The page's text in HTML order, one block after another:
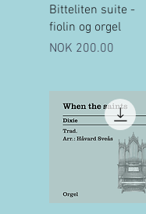
Quick View
Bitteliten suite -
fiolin og orgel
Price
NOK 200.00